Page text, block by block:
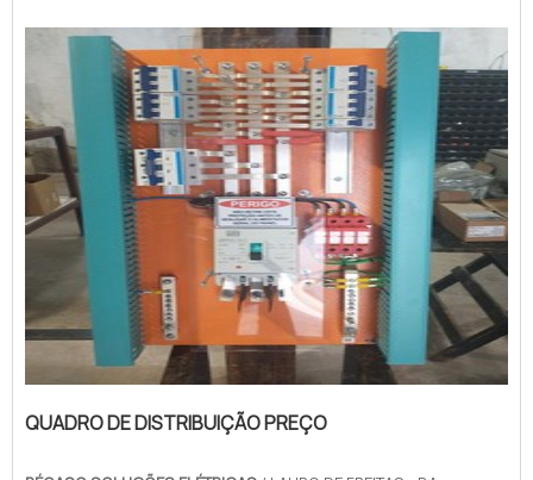
fabric...
QUADRO DE DISTRIBUIÇÃO PREÇO